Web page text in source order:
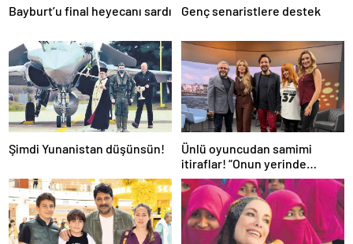
Bayburt’u final heyecanı sardı Genç senaristlere destek
Şimdi Yunanistan düşünsün!
Ünlü oyuncudan samimi
itiraflar! “Onun yerinde
olsaydım diye çok düşündüm”